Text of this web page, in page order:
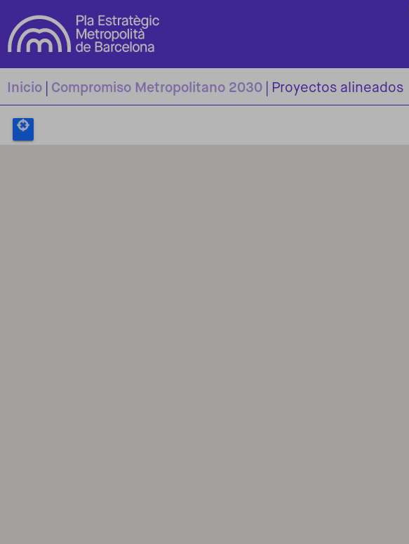
Inicio Compromiso Metropolitano 2030 Proyectos alineados